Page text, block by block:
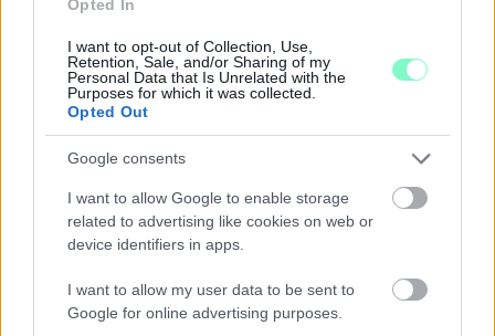
Opted In
I want to opt-out of Collection, Use,
Retention, Sale, and/or Sharing of my
Personal Data that Is Unrelated with the
Purposes for which it was collected.
Opted Out
Google consents
I want to allow Google to enable storage
related to advertising like cookies on web or
device identifiers in apps.
I want to allow my user data to be sent to
Google for online advertising purposes.
már csökkent.
Szólj hozzá!